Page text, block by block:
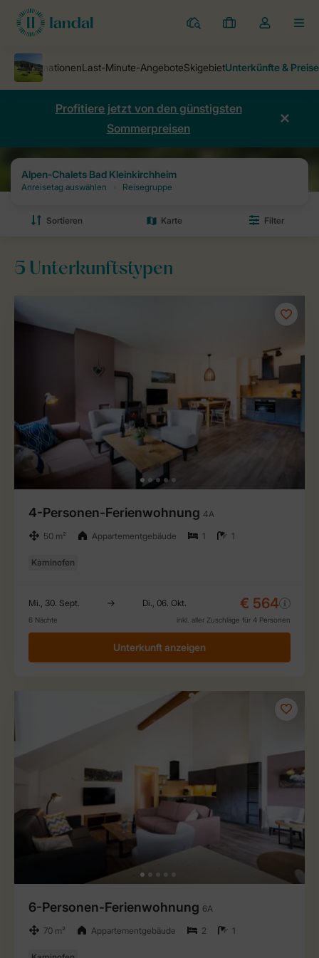
Ferienparks
Meine
Dropdown-
meines
öffnen
Profitiere jetzt von den günstigsten
Sommerpreisen
Ferienparks Alpen-Chalets Bad Kleinkirchheim